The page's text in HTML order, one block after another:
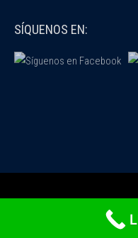
SÍQUENOS EN:
Copyright © 2026